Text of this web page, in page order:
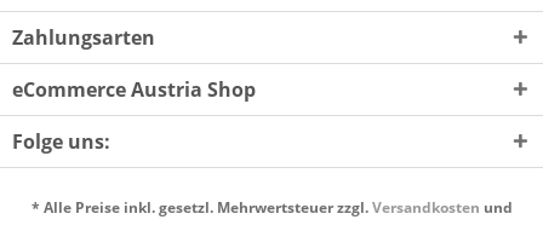
Zahlungsarten
eCommerce Austria Shop
Folge uns:
* Alle Preise inkl. gesetzl. Mehrwertsteuer zzgl.Versandkosten und